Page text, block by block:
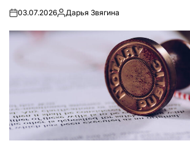
on03.07.2026Опубліковано
Дарья Звягина